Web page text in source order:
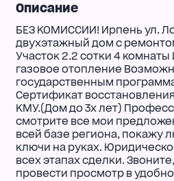
Описание
БЕЗ КОМИССИИ! Ирпень ул.
двухэтажный дом с
Участок 2.2 сотки 4
газовое отопление
государственным
Сертификат
КМУ.(Дом до 3х лет)
смотрите все мои
всей базе региона, покажу
ключи на руках.
всех этапах сделки.
провести просмотр в